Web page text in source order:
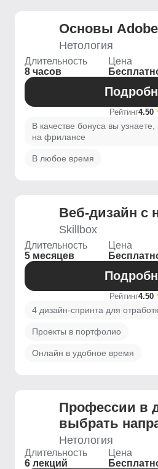
Основы
Нетология
Длительность
8 часов
Цена
Рейтинг4.50
В качестве бонуса вы узнаете,
на фрилансе
В любое время
Веб-дизайн с
Skillbox
Длительность
5 месяцев
Цена
Рейтинг4.50
4 дизайн-спринта для
Проекты в портфолио
Онлайн в удобное время
Профессии в
выбрать
Нетология
Длительность
6 лекций
Цена